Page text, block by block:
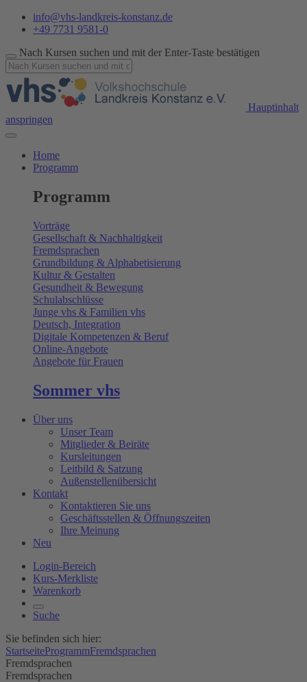
info@vhs-landkreis-konstanz.de
+49 7731 9581-0
Nach Kursen suchen und mit der Enter-Taste bestätigen
Hauptinhalt
anspringen
Home
Programm
Programm
Vorträge
Gesellschaft & Nachhaltigkeit
Fremdsprachen
Grundbildung & Alphabetisierung
Kultur & Gestalten
Gesundheit & Bewegung
Schulabschlüsse
Junge vhs & Familien vhs
Deutsch, Integration
Digitale Kompetenzen & Beruf
Online-Angebote
Angebote für Frauen
Sommer vhs
Über uns
Unser Team
Mitglieder & Beiräte
Kursleitungen
Leitbild & Satzung
Außenstellenübersicht
Kontakt
Kontaktieren Sie uns
Geschäftsstellen & Öffnungszeiten
Ihre Meinung
Neu
Login-Bereich
Kurs-Merkliste
Warenkorb
Suche
Sie befinden sich hier:
StartseiteProgrammFremdsprachen
Fremdsprachen
Fremdsprachen